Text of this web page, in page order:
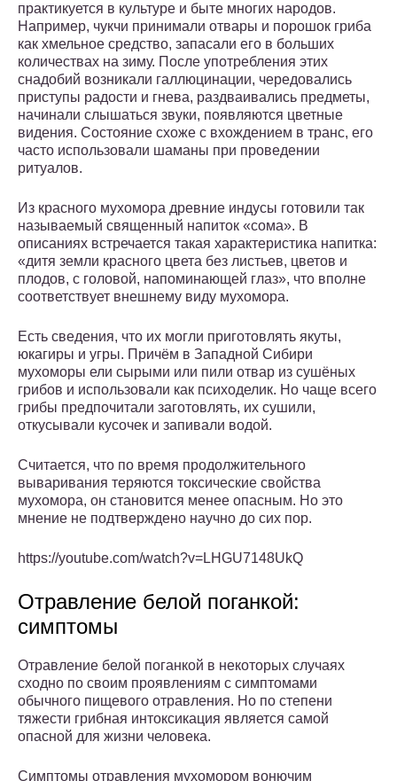
практикуется в культуре и быте многих народов.
Например, чукчи принимали отвары и порошок гриба
как хмельное средство, запасали его в больших
количествах на зиму. После употребления этих
снадобий возникали галлюцинации, чередовались
приступы радости и гнева, раздваивались предметы,
начинали слышаться звуки, появляются цветные
видения. Состояние схоже с вхождением в транс, его
часто использовали шаманы при проведении
ритуалов.
Из красного мухомора древние индусы готовили так
называемый священный напиток «сома». В
описаниях встречается такая характеристика напитка:
«дитя земли красного цвета без листьев, цветов и
плодов, с головой, напоминающей глаз», что вполне
соответствует внешнему виду мухомора.
Есть сведения, что их могли приготовлять якуты,
юкагиры и угры. Причём в Западной Сибири
мухоморы ели сырыми или пили отвар из сушёных
грибов и использовали как психоделик. Но чаще всего
грибы предпочитали заготовлять, их сушили,
откусывали кусочек и запивали водой.
Считается, что по время продолжительного
вываривания теряются токсические свойства
мухомора, он становится менее опасным. Но это
мнение не подтверждено научно до сих пор.
https://youtube.com/watch?v=LHGU7148UkQ
Отравление белой поганкой:
симптомы
Отравление белой поганкой в некоторых случаях
сходно по своим проявлениям с симптомами
обычного пищевого отравления. Но по степени
тяжести грибная интоксикация является самой
опасной для жизни человека.
Симптомы отравления мухомором вонючим